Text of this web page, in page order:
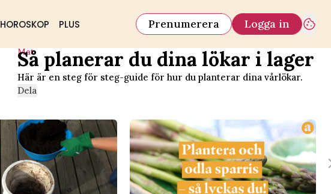
HOROSKOP PLUS Prenumerera Logga in
Mat
Så planerar du dina lökar i lager
Här är en steg för steg-guide för hur du planterar dina vårlökar.
Dela